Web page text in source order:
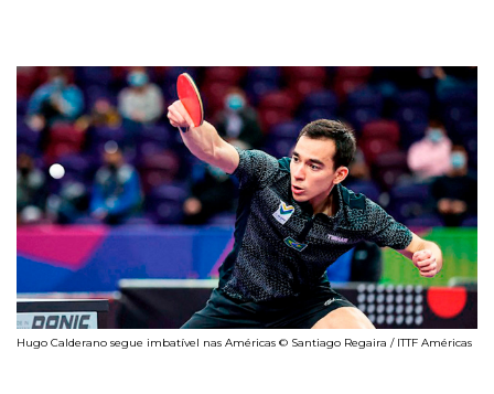
Hugo Calderano segue imbatível nas Américas © Santiago Regaira / ITTF Américas